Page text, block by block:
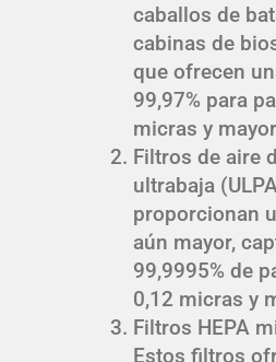
caballos de
cabinas de
que ofrecen
99,97% para
micras y
Filtros de aire
ultrabaja
proporcionan
aún mayor,
99,9995% de
0,12 micras y
Filtros HEPA
Estos filtros